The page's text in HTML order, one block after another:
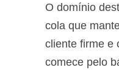
O domínio
cola que
cliente firme e
comece pelo